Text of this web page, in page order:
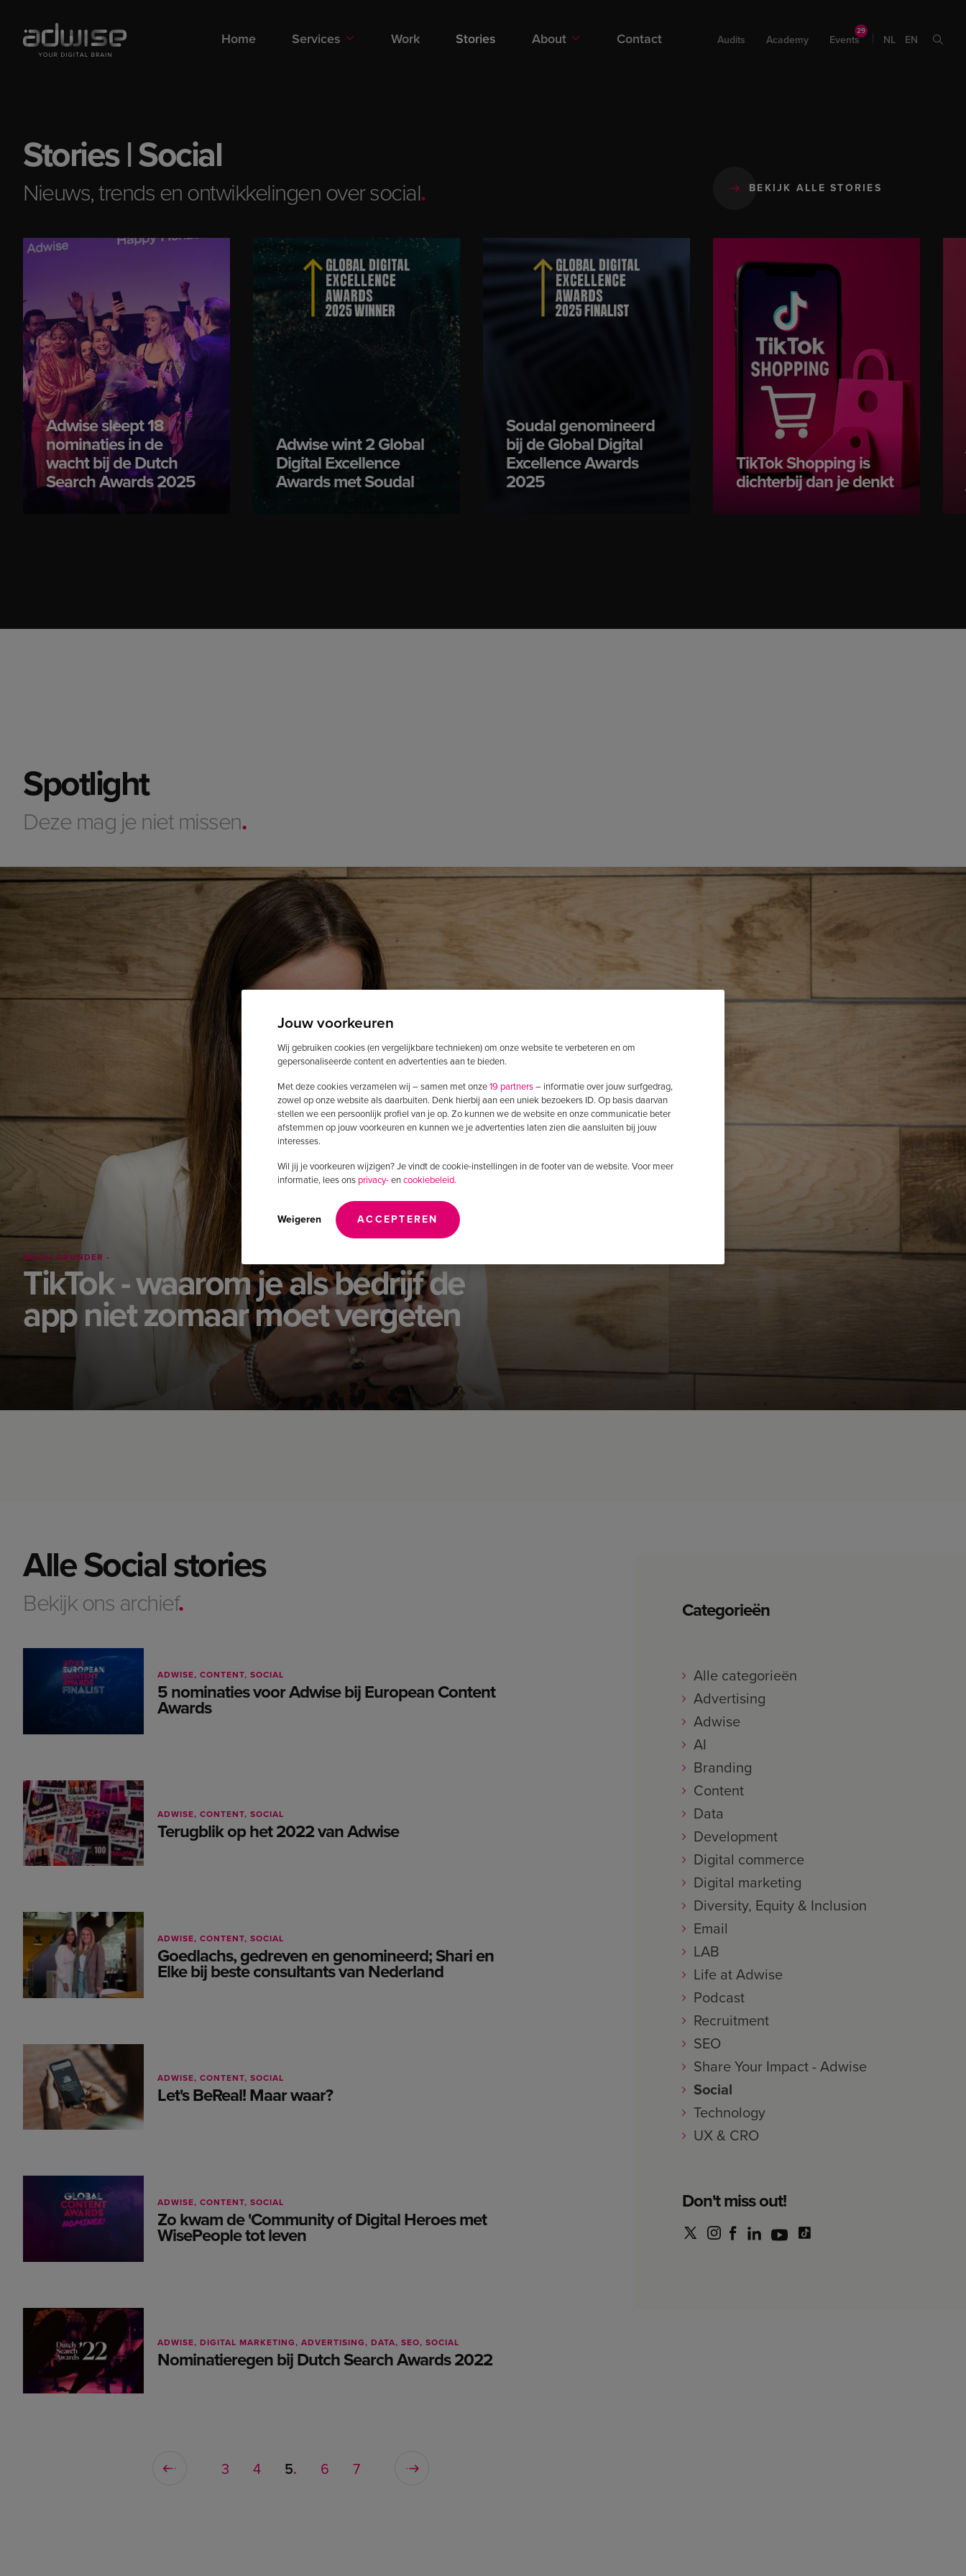
Jouw voorkeuren
Wij gebruiken cookies (en vergelijkbare technieken) om onze website te verbeteren en om
gepersonaliseerde content en advertenties aan te bieden.
Met deze cookies verzamelen wij – samen met onze19 partners– informatie over jouw surfgedrag,
zowel op onze website als daarbuiten. Denk hierbij aan een uniek bezoekers ID. Op basis daarvan
stellen we een persoonlijk profiel van je op. Zo kunnen we de website en onze communicatie beter
afstemmen op jouw voorkeuren en kunnen we je advertenties laten zien die aansluiten bij jouw
interesses.
Wil jij je voorkeuren wijzigen? Je vindt de cookie-instellingen in de footer van de website. Voor meer
informatie, lees ons privacy-encookiebeleid.
Weigeren ACCEPTEREN
Home Services Work Stories About Contact Audits Academy Events NL EN
Stories | Social
Nieuws, trends en ontwikkelingen over social. BEKIJK ALLE STORIES
Adwise sleept 18
nominaties in de
wacht bij de Dutch
Search Awards 2025
Adwise wint 2 Global
Digital Excellence
Awards met Soudal
Soudal genomineerd
bij de Global Digital
Excellence Awards
2025
TikTok Shopping is
dichterbij dan je denkt
Spotlight
Deze mag je niet missen.
MILOU GRUNDER -
TikTok - waarom je als bedrijf de
app niet zomaar moet vergeten
Alle Social stories
Bekijk ons archief.
ADWISE CONTENT SOCIAL
5 nominaties voor Adwise bij European Content
Awards
ADWISE CONTENT SOCIAL
Terugblik op het 2022 van Adwise
ADWISE CONTENT SOCIAL
Goedlachs, gedreven en genomineerd; Shari en
Elke bij beste consultants van Nederland
ADWISE CONTENT SOCIAL
Let's BeReal! Maar waar?
ADWISE CONTENT SOCIAL
Zo kwam de 'Community of Digital Heroes met
WisePeople tot leven
ADWISE DIGITAL MARKETING ADVERTISING DATA SEO SOCIAL
Nominatieregen bij Dutch Search Awards 2022
Categorieën
Alle categorieën
Advertising
Adwise
AI
Branding
Content
Data
Development
Digital commerce
Digital marketing
Diversity, Equity & Inclusion
Email
LAB
Life at Adwise
Podcast
Recruitment
SEO
Share Your Impact - Adwise
Social
Technology
UX & CRO
Don't miss out!
3 4 5 6 7